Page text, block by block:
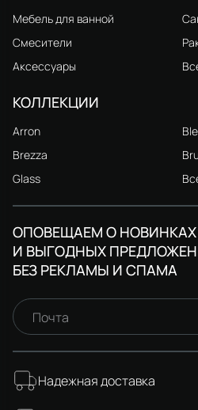
Мебель для ванной
Смесители
Аксессуары
КОЛЛЕКЦИИ
Arron
Brezza
Glass
ОПОВЕЩАЕМ О НОВИНКАХ
И ВЫГОДНЫХ
БЕЗ РЕКЛАМЫ И СПАМА
Почта
Надежная доставка